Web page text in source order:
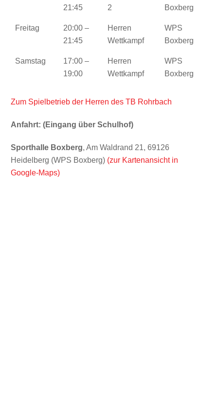
21:45
2
Boxberg
Freitag
20:00 –
21:45
Herren
Wettkampf
WPS
Boxberg
Samstag
17:00 –
19:00
Herren
Wettkampf
WPS
Boxberg
Zum Spielbetrieb der Herren des TB Rohrbach
Anfahrt: (Eingang über Schulhof)
Sporthalle Boxberg, Am Waldrand 21, 69126
Heidelberg (WPS Boxberg) (zur Kartenansicht in
Google-Maps)